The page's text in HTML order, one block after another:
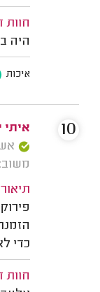
חוות
היה
איכות
איתי
משוב: 24/11/2025
כדי
חוות
10